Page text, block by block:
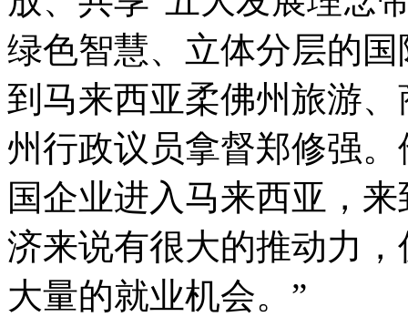
绿色智慧、立体分层的
到马来西亚柔佛州旅游
州行政议员拿督郑修强
国企业进入马来西亚，
济来说有很大的推动力
大量的就业机会。”